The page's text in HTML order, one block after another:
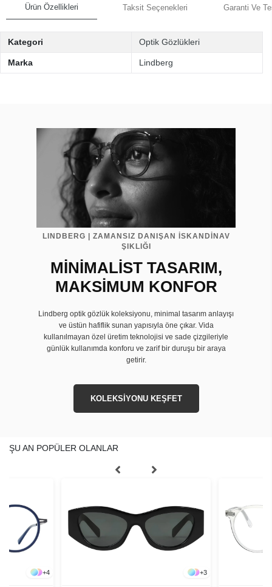
Ürün Özellikleri Taksit Seçenekleri Garanti Ve
Kategori Optik Gözlükleri
Marka Lindberg
LINDBERG | ZAMANSIZ DANIŞAN İSKANDİNAV
ŞIKLIĞI
MİNİMALİST TASARIM,
MAKSİMUM KONFOR
Lindberg optik gözlük koleksiyonu, minimal tasarım anlayışı
ve üstün hafiflik sunan yapısıyla öne çıkar. Vida
kullanılmayan özel üretim teknolojisi ve sade çizgileriyle
günlük kullanımda konforu ve zarif bir duruşu bir araya
getirir.
KOLEKSİYONU KEŞFET
ŞU AN POPÜLER OLANLAR
+4 +3